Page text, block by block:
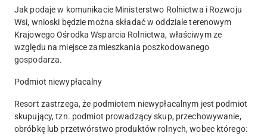
Jak podaje w komunikacie Ministerstwo Rolnictwa i Rozwoju
Wsi, wnioski będzie można składać w oddziale terenowym
Krajowego Ośrodka Wsparcia Rolnictwa, właściwym ze
względu na miejsce zamieszkania poszkodowanego
gospodarza.
Podmiot niewypłacalny
Resort zastrzega, że podmiotem niewypłacalnym jest podmiot
skupujący, tzn. podmiot prowadzący skup, przechowywanie,
obróbkę lub przetwórstwo produktów rolnych, wobec którego: